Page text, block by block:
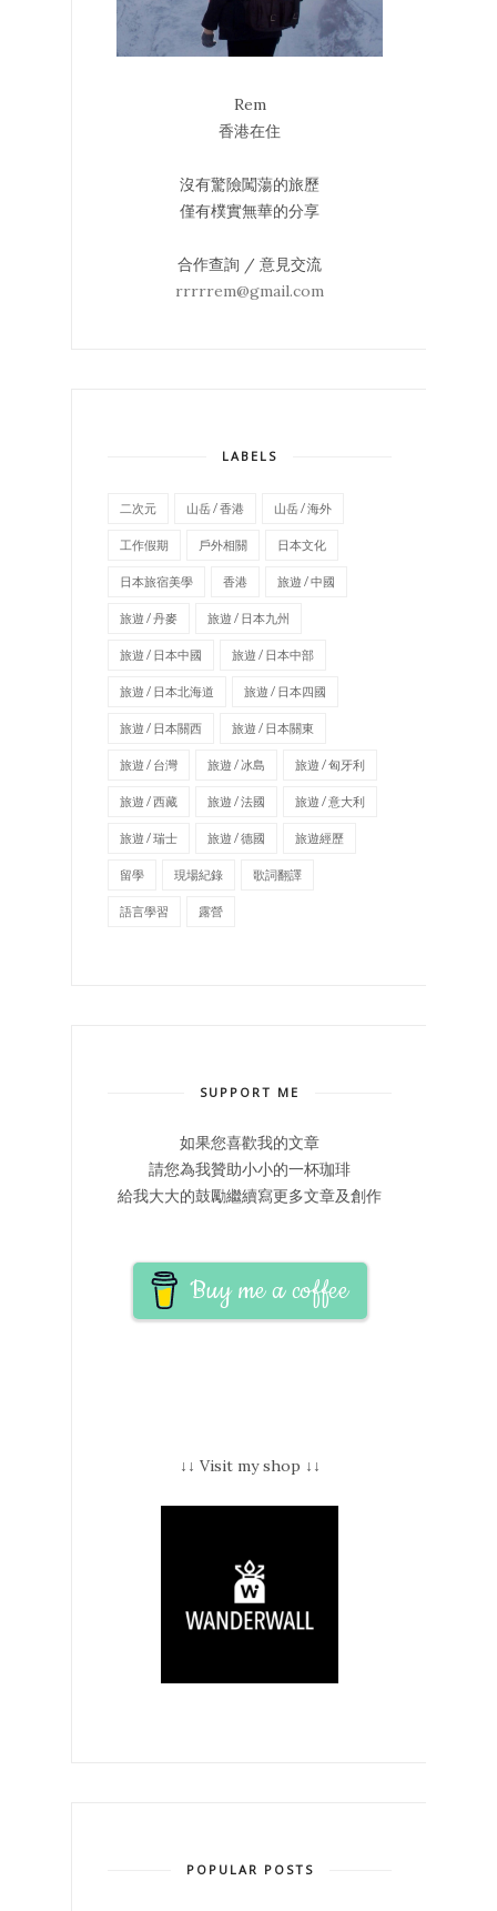
Rem
香港在住
沒有驚險闖蕩的旅歷
僅有樸實無華的分享
合作查詢 / 意見交流
rrrrrem@gmail.com
LABELS
二次元 山岳 / 香港 山岳 / 海外
工作假期 戶外相關 日本文化
日本旅宿美學 香港 旅遊 / 中國
旅遊 / 丹麥 旅遊 / 日本九州
旅遊 / 日本中國 旅遊 / 日本中部
旅遊 / 日本北海道 旅遊 / 日本四國
旅遊 / 日本關西 旅遊 / 日本關東
旅遊 / 台灣 旅遊 / 冰島 旅遊 / 匈牙利
旅遊 / 西藏 旅遊 / 法國 旅遊 / 意大利
旅遊 / 瑞士 旅遊 / 德國 旅遊經歷
留學 現場紀錄 歌詞翻譯
語言學習 露營
SUPPORT ME
如果您喜歡我的文章
請您為我贊助小小的一杯珈琲
給我大大的鼓勵繼續寫更多文章及創作
Buy me a coffee
↓↓ Visit my shop ↓↓
POPULAR POSTS